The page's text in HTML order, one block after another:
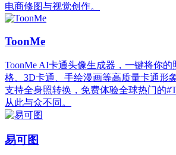
电商修图与视觉创作。
ToonMe
ToonMe AI卡通头像生成器，一键将你
格、3D卡通、手绘漫画等高质量卡通形
支持全身照转换，免费体验全球热门的
从此与众不同。
易可图